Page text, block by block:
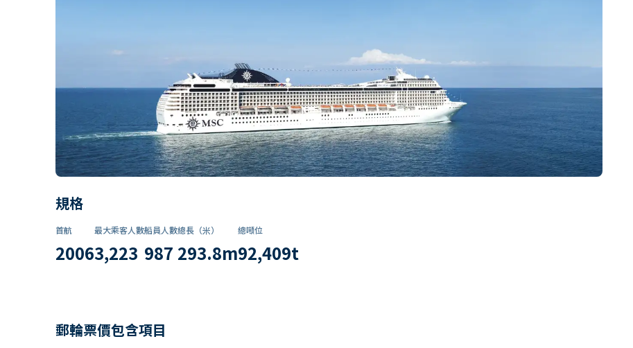
規格
首航
2006
最大乘客人數
3,223
船員人數
987
總長（米）
293.8m
總噸位
92,409t
郵輪票價包含項目